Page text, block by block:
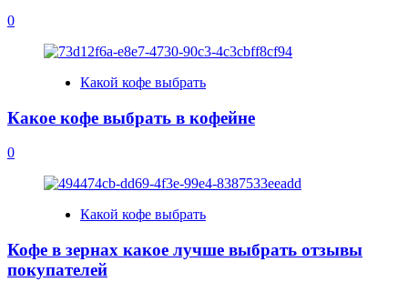
0
Какой кофе выбрать
Какое кофе выбрать в кофейне
0
Какой кофе выбрать
Кофе в зернах какое лучше выбрать отзывы
покупателей